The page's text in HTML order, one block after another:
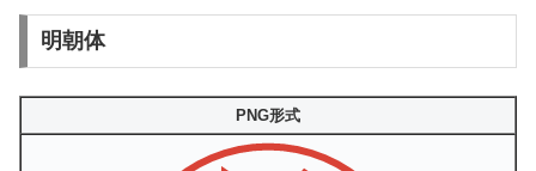
明朝体
PNG形式